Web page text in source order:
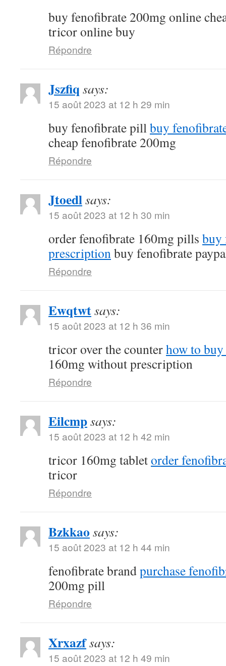
buy fenofibrate 200mg online
tricor online buy
Répondre
Jszfiq says:
15 août 2023 at 12 h 29 min
buy fenofibrate pillbuy
cheap fenofibrate 200mg
Répondre
Jtoedlsays:
15 août 2023 at 12 h 30 min
order fenofibrate 160mg pills buy
prescriptionbuy fenofibrate
Répondre
Ewqtwtsays:
15 août 2023 at 12 h 36 min
tricor over the counterhow to
160mg without prescription
Répondre
Eilcmpsays:
15 août 2023 at 12 h 42 min
tricor 160mg tabletorder
tricor
Répondre
Bzkkao says:
15 août 2023 at 12 h 44 min
fenofibrate brandpurchase
200mg pill
Répondre
Xrxazfsays:
15 août 2023 at 12 h 49 min